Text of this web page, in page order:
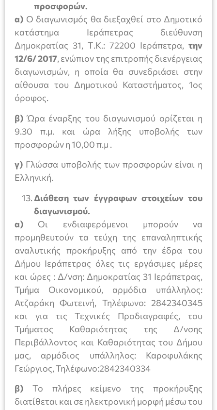
προσφορών.
α) Ο διαγωνισμός θα διεξαχθεί στο Δημοτικό
κατάστημα Ιεράπετρας διεύθυνση
Δημοκρατίας 31, Τ.Κ.: 72200 Ιεράπετρα, την
12/6/ 2017, ενώπιον της επιτροπής διενέργειας
διαγωνισμών, η οποία θα συνεδριάσει στην
αίθουσα του Δημοτικού Καταστήματος, 1ος
όροφος.
β) Ώρα έναρξης του διαγωνισμού ορίζεται η
9.30 π.μ. και ώρα λήξης υποβολής των
προσφορών η 10,00 π.μ .
γ) Γλώσσα υποβολής των προσφορών είναι η
Ελληνική.
Διάθεση των έγγραφων στοιχείων του
διαγωνισμού.
α) Οι ενδιαφερόμενοι μπορούν να
προμηθευτούν τα τεύχη της επαναληπτικής
αναλυτικής προκήρυξης από την έδρα του
Δήμου Ιεράπετρας όλες τις εργάσιμες μέρες
και ώρες : Δ/νση: Δημοκρατίας 31 Ιεράπετρας,
Τμήμα Οικονομικού, αρμόδια υπάλληλος:
Ατζαράκη Φωτεινή, Τηλέφωνο: 2842340345
και για τις Τεχνικές Προδιαγραφές, του
Τμήματος Καθαριότητας της Δ/νσης
Περιβάλλοντος και Καθαριότητας του Δήμου
μας, αρμόδιος υπάλληλος: Καροφυλάκης
Γεώργιος, Τηλέφωνο:2842340334
β) Το πλήρες κείμενο της προκήρυξης
διατίθεται και σε ηλεκτρονική μορφή μέσω του